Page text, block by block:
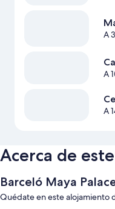
A
A
A
Acerca de
Barceló Maya
Quédate en este alojamiento